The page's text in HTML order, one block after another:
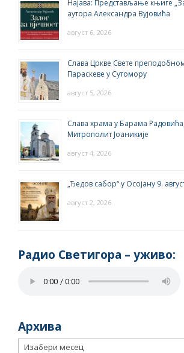
Најава: Представљање књиге
аутора Александра Вујовића
август 6, 2026
Слава Цркве Свете
Параскеве у Сутомору
август 5, 2026
Слава храма у Барама
Митрополит Јоаникије
август 4, 2026
„Ђедов сабор“ у Осојану 9.
август 2, 2026
Радио Светигора – yживо:
Архива
Архива